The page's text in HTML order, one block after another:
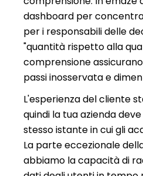
dashboard per
per i responsabili delle
"quantità rispetto alla
comprensione
passi inosservata e
L'esperienza del cliente
quindi la tua azienda
stesso istante in cui gli
La parte eccezionale
abbiamo la capacità di